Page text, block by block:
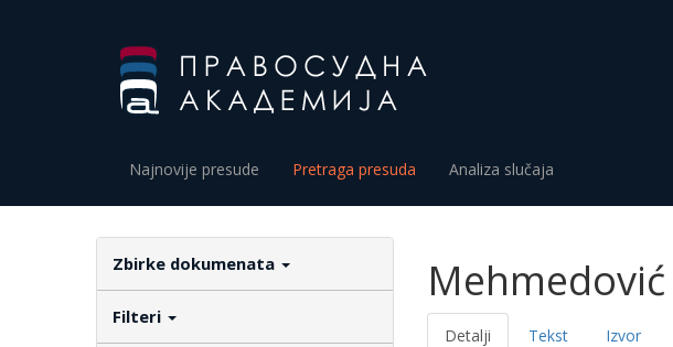
Najnovije presude Pretraga presuda Analiza slučaja
Zbirke dokumenata
Filteri
Detalji Tekst Izvor